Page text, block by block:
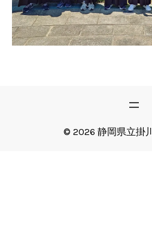
© 2026 静岡県立掛